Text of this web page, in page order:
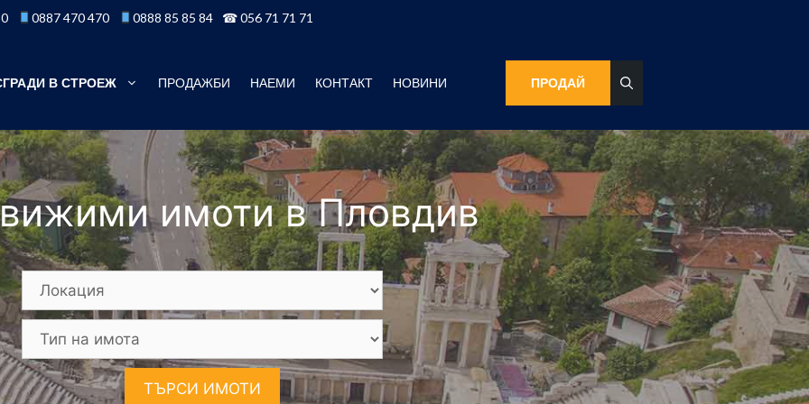
0887 470 470 0888 85 85 84 ☎ 056 71 71 71
В СТРОЕЖ ПРОДАЖБИ НАЕМИ КОНТАКТ НОВИНИ ПРОДАЙ
имоти в Пловдив
ТЪРСИ ИМОТИ